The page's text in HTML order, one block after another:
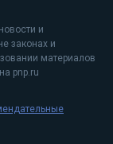
и
законах и
материалов
pnp.ru